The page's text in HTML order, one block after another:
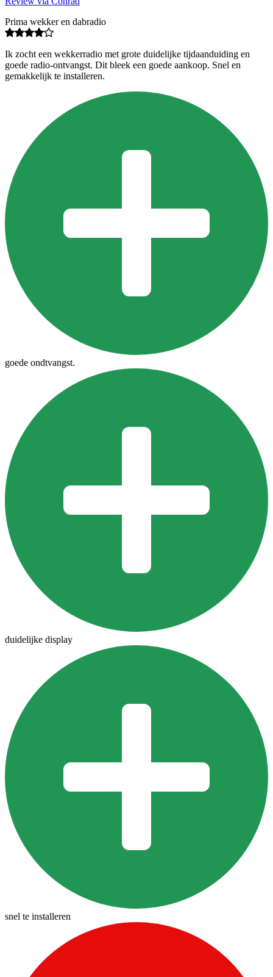
Prima wekker en dabradio
Ik zocht een wekkerradio met grote duidelijke tijdaanduiding en
goede radio-ontvangst. Dit bleek een goede aankoop. Snel en
gemakkelijk te installeren.
goede ondtvangst.
duidelijke display
snel te installeren